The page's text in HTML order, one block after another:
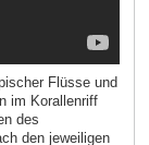
Flüsse und
im Korallenriff
des
den jeweiligen